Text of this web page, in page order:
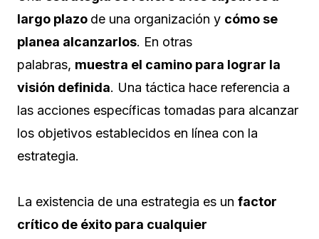
largo plazo de una organización y cómo se
planea alcanzarlos. En otras
palabras, muestra el camino para lograr la
visión definida. Una táctica hace referencia a
las acciones específicas tomadas para alcanzar
los objetivos establecidos en línea con la
estrategia.
La existencia de una estrategia es un factor
crítico de éxito para cualquier